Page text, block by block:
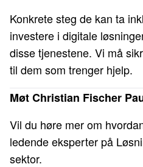
Konkrete steg de kan ta
investere i digitale
disse tjenestene. Vi må
til dem som trenger hjelp.
Møt Christian Fischer
Vil du høre mer om
ledende eksperter på
sektor.